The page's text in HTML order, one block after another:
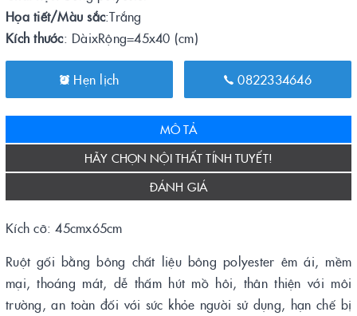
Họa tiết/Màu sắc:Trắng
Kích thước: DàixRộng=45x40 (cm)
Hẹn lịch 0822334646
MÔ TẢ
HÃY CHỌN NỘI THẤT TÍNH TUYẾT!
ĐÁNH GIÁ
Kích cỡ: 45cmx65cm
Ruột gối bằng bông chất liệu bông polyester êm ái, mềm
mại, thoáng mát, dễ thấm hút mồ hôi, thân thiện với môi
trường, an toàn đối với sức khỏe người sử dụng, hạn chế bị